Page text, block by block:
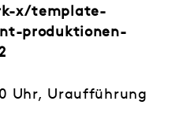
x/template-
produktionen-
Uhr, Uraufführung